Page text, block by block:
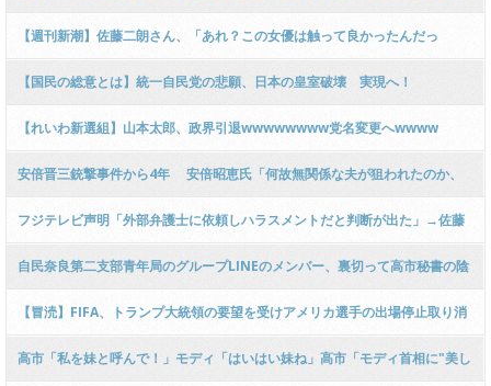
9.5兆円、民間企業としてはNVIDIAを抜き世界最高額
【週刊新潮】佐藤二朗さん、「あれ？この女優は触って良かったんだっ
け？」と悩むようになっていた
【国民の総意とは】統一自民党の悲願、日本の皇室破壊 実現へ！
【れいわ新選組】山本太郎、政界引退wwwwwwww党名変更へwwww
安倍晋三銃撃事件から4年 安倍昭恵氏「何故無関係な夫が狙われたのか、
私はそれが知りたい」
フジテレビ声明「外部弁護士に依頼しハラスメントだと判断が出た」→佐藤
二朗ブチギレ「もうフジテレビとは関わりたくない」
自民奈良第二支部青年局のグループLINEのメンバー、裏切って高市秘書の陰
謀論じみた投稿を週刊現代に流す
【冒涜】FIFA、トランプ大統領の要望を受けアメリカ選手の出場停止取り消
しｗ八百長大会な模様ｗ
高市「私を妹と呼んで！」モディ「はいはい妹ね」高市「モディ首相に"美し